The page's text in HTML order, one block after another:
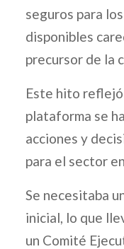
seguros para
disponibles
precursor de la
Este hito
plataforma se
acciones y
para el sector
Se necesitaba
inicial, lo que
un Comité